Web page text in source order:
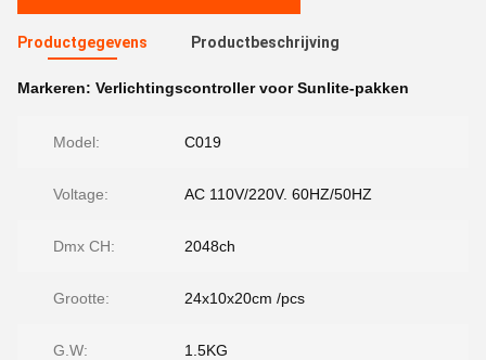
Productgegevens Productbeschrijving
Markeren: Verlichtingscontroller voor Sunlite-pakken
Model: C019
Voltage: AC 110V/220V. 60HZ/50HZ
Dmx CH: 2048ch
Grootte: 24x10x20cm /pcs
G.W: 1.5KG